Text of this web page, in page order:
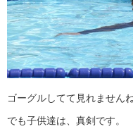
ゴーグルしてて見れませんね
でも子供達は、真剣です。